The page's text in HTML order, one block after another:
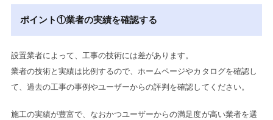
ポイント①業者の実績を確認する
設置業者によって、工事の技術には差があります。
業者の技術と実績は比例するので、ホームページやカタログを確認し
て、過去の工事の事例やユーザーからの評判を確認してください。
施工の実績が豊富で、なおかつユーザーからの満足度が高い業者を選